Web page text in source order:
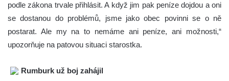
podle zákona trvale přihlásit. A když jim pak peníze dojdou a oni
se dostanou do problémů, jsme jako obec povinni se o ně
postarat. Ale my na to nemáme ani peníze, ani možnosti,“
upozorňuje na patovou situaci starostka.
Rumburk už boj zahájil